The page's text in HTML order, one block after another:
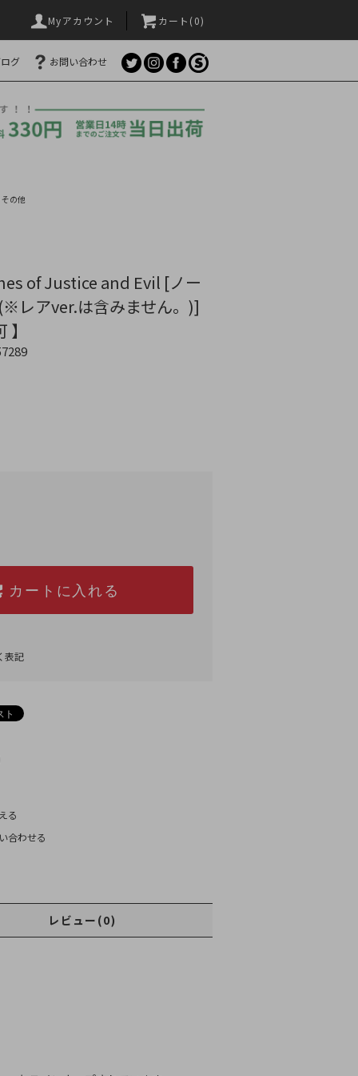
Myアカウント カート(0)
グ お問い合わせ
その他
of Justice and Evil [ノー
レアver.は含みません。)]
カートに入れる
表記
る
合わせる
レビュー(0)